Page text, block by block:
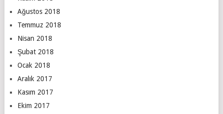
Ağustos 2018
Temmuz 2018
Nisan 2018
Şubat 2018
Ocak 2018
Aralık 2017
Kasım 2017
Ekim 2017